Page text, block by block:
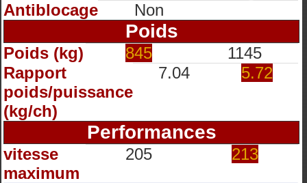
Antiblocage
Non
Poids
Poids (kg) 845
1145
Rapport
poids/puissance
(kg/ch)
7.04 5.72
Performances
vitesse
maximum
205 213